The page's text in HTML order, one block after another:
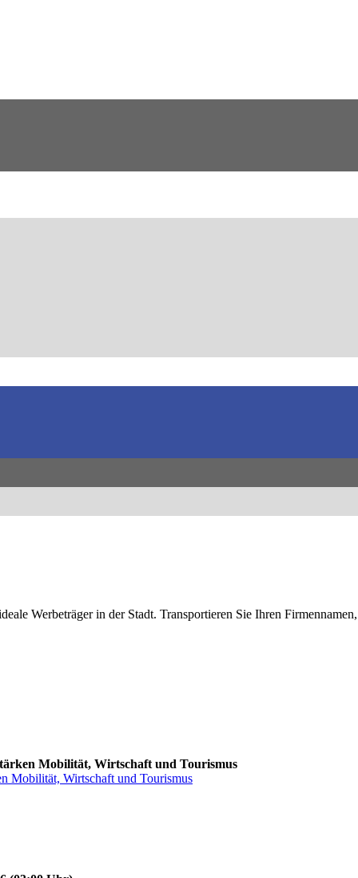
Werbeträger in der Stadt. Transportieren Sie Ihren
Mobilität, Wirtschaft und Tourismus
Mobilität, Wirtschaft und Tourismus